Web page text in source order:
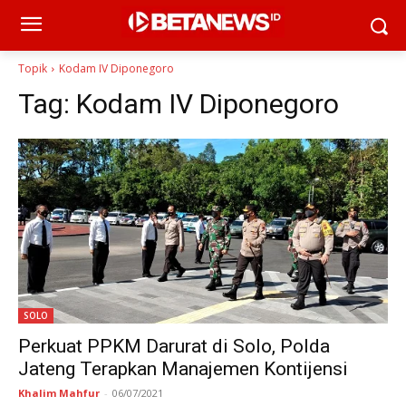
Topik Kodam IV Diponegoro
Tag: Kodam IV Diponegoro
SOLO
Perkuat PPKM Darurat di Solo, Polda
Jateng Terapkan Manajemen Kontijensi
Khalim Mahfur - 06/07/2021